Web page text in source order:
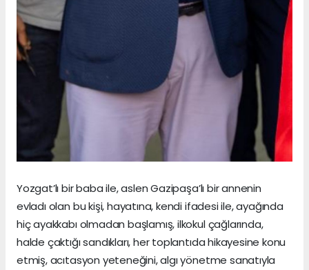
Yozgat’lı bir baba ile, aslen Gazipaşa’lı bir annenin
evladı olan bu kişi, hayatına, kendi ifadesi ile, ayağında
hiç ayakkabı olmadan başlamış, ilkokul çağlarında,
halde çaktığı sandıkları, her toplantıda hikayesine konu
etmiş, acıtasyon yeteneğini, algı yönetme sanatıyla